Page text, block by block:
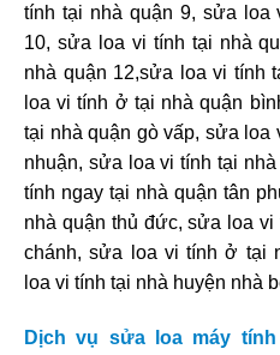
tính tại nhà quận 9, sửa loa
10, sửa loa vi tính tại nhà
nhà quận 12,sửa loa vi tính
loa vi tính ở tại nhà quận
tại nhà quận gò vấp, sửa loa
nhuận, sửa loa vi tính tại
tính ngay tại nhà quận tân
nhà quận thủ đức, sửa loa
chánh, sửa loa vi tính ở tại
loa vi tính tại nhà huyện nhà
Dịch vụ sửa loa máy